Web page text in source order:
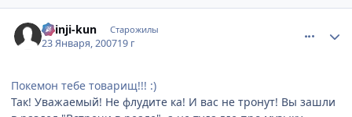
Shinji-kun Старожилы
23 Января, 200719 г
Покемон тебе товарищ!!! :)
Так! Уважаемый! Не флудите ка! И вас не тронут! Вы зашли